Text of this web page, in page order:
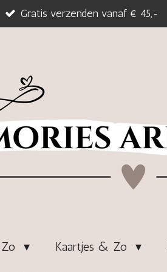
Gratis verzenden vanaf € 45,-
Kaartjes & Zo